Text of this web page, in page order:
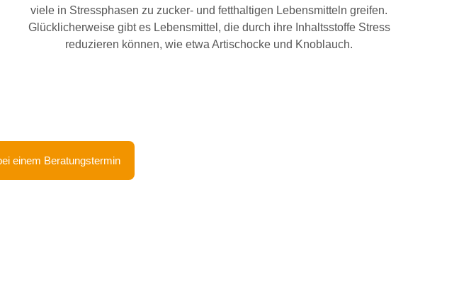
viele in Stressphasen zu zucker- und fetthaltigen Lebensmitteln greifen.
Glücklicherweise gibt es Lebensmittel, die durch ihre Inhaltsstoffe Stress
reduzieren können, wie etwa Artischocke und Knoblauch.
einem Beratungstermin